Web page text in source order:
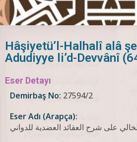
Hâşiyetü’l-Halhalî alâ
Adudiyye li’d-Devvânî
Eser Detayı
Demirbaş No: 27594/2
Eser Adı (Arapça):
على شرح العقائد العضدية للدواني